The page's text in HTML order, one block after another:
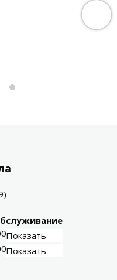
00-03
Показать
00-04
Показать